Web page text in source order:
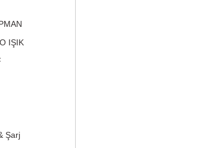
IŞIK
Şarj